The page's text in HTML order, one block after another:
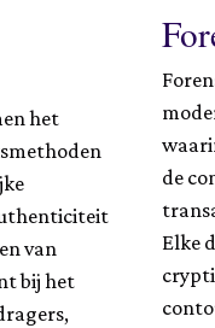
het
van
bij het
de
Elke